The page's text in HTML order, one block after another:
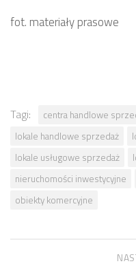
fot. materiały prasowe
Tagi: centra handlowe
lokale handlowe sprzedaż
lokale usługowe sprzedaż
nieruchomości inwestycyjne
obiekty komercyjne